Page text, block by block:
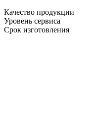
Качество продукции
Уровень сервиса
Срок изготовления